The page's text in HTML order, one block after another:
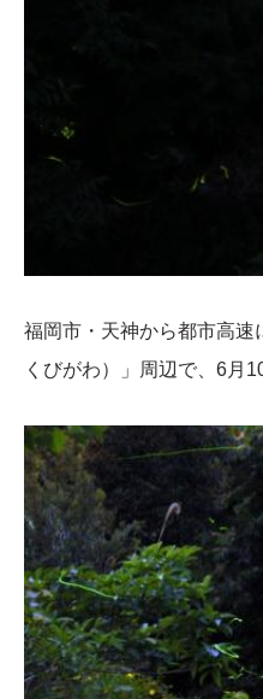
福岡市・天神から都市高
くびがわ）」周辺で、6月